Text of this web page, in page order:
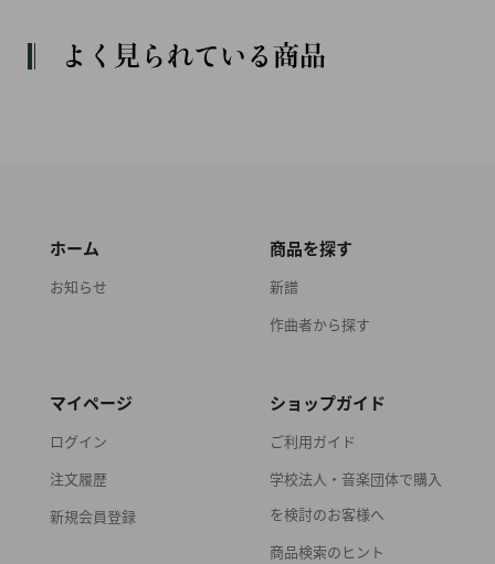
よく見られている商品
ホーム
お知らせ
商品を探す
新譜
作曲者から探す
マイページ
ログイン
注文履歴
新規会員登録
ショップガイド
ご利用ガイド
学校法人・音楽団体で購入
を検討のお客様へ
商品検索のヒント